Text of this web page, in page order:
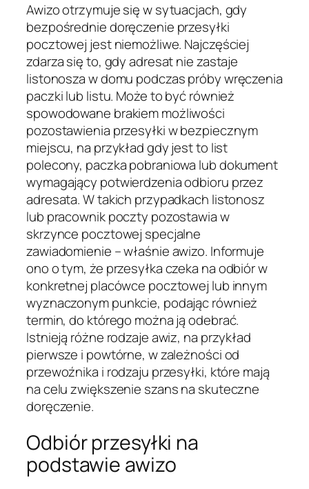
Awizo otrzymuje się w sytuacjach, gdy
bezpośrednie doręczenie przesyłki
pocztowej jest niemożliwe. Najczęściej
zdarza się to, gdy adresat nie zastaje
listonosza w domu podczas próby wręczenia
paczki lub listu. Może to być również
spowodowane brakiem możliwości
pozostawienia przesyłki w bezpiecznym
miejscu, na przykład gdy jest to list
polecony, paczka pobraniowa lub dokument
wymagający potwierdzenia odbioru przez
adresata. W takich przypadkach listonosz
lub pracownik poczty pozostawia w
skrzynce pocztowej specjalne
zawiadomienie – właśnie awizo. Informuje
ono o tym, że przesyłka czeka na odbiór w
konkretnej placówce pocztowej lub innym
wyznaczonym punkcie, podając również
termin, do którego można ją odebrać.
Istnieją różne rodzaje awiz, na przykład
pierwsze i powtórne, w zależności od
przewoźnika i rodzaju przesyłki, które mają
na celu zwiększenie szans na skuteczne
doręczenie.
Odbiór przesyłki na
podstawie awizo